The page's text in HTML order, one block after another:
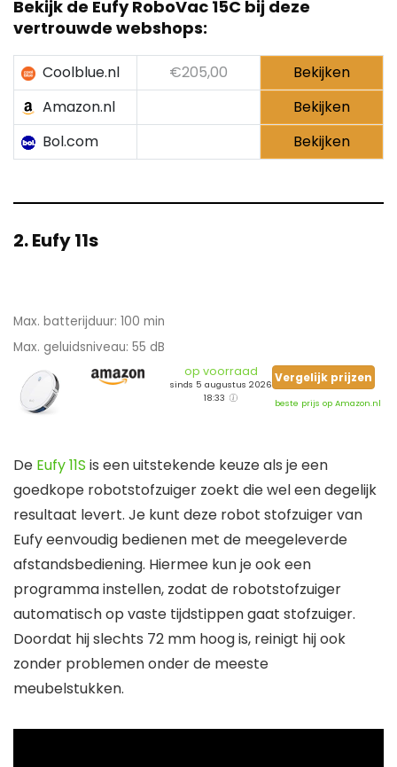
Bekijk de Eufy RoboVac 15C bij deze
vertrouwde webshops:
Coolblue.nl €205,00
Bekijken
Amazon.nl
Bekijken
Bol.com
Bekijken
2. Eufy 11s
Max. batterijduur: 100 min
Max. geluidsniveau: 55 dB
op voorraad
sinds 5 augustus 2026
18:33
Vergelijk prijzen
beste prijs op Amazon.nl
De Eufy 11S is een uitstekende keuze als je een
goedkope robotstofzuiger zoekt die wel een degelijk
resultaat levert. Je kunt deze robot stofzuiger van
Eufy eenvoudig bedienen met de meegeleverde
afstandsbediening. Hiermee kun je ook een
programma instellen, zodat de robotstofzuiger
automatisch op vaste tijdstippen gaat stofzuiger.
Doordat hij slechts 72 mm hoog is, reinigt hij ook
zonder problemen onder de meeste
meubelstukken.